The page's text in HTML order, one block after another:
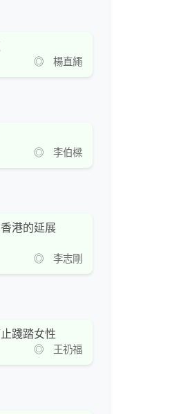
◎ 楊直繩
◎ 李伯樑
港的延展
◎ 李志剛
踐踏女性
◎ 王礽福